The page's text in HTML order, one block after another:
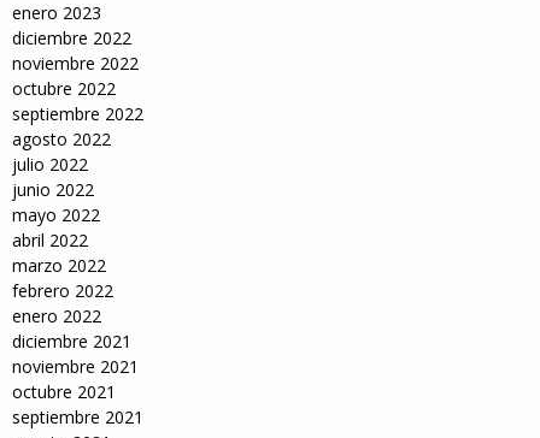
enero 2023
diciembre 2022
noviembre 2022
octubre 2022
septiembre 2022
agosto 2022
julio 2022
junio 2022
mayo 2022
abril 2022
marzo 2022
febrero 2022
enero 2022
diciembre 2021
noviembre 2021
octubre 2021
septiembre 2021